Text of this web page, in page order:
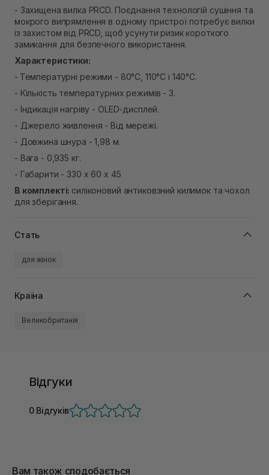
- Захищена вилка PRCD. Поєднання технологій сушіння та
мокрого випрямлення в одному пристрої потребує вилки
із захистом від PRCD, щоб усунути ризик короткого
замикання для безпечного використання.
Характеристики:
- Температурні режими - 80°C, 110°C і 140°C.
- Кількість температурних режимів - 3.
- Індикація нагріву - OLED-дисплей.
- Джерело живлення - Від мережі.
- Довжина шнура - 1,98 м.
- Вага - 0,935 кг.
- Габарити - 330 х 60 х 45
В комплекті: силіконовий антиковзний килимок та чохол
для зберігання.
Стать
для жінок
Країна
Великобританія
Відгуки
0 Відгуків
Вам також сподобається